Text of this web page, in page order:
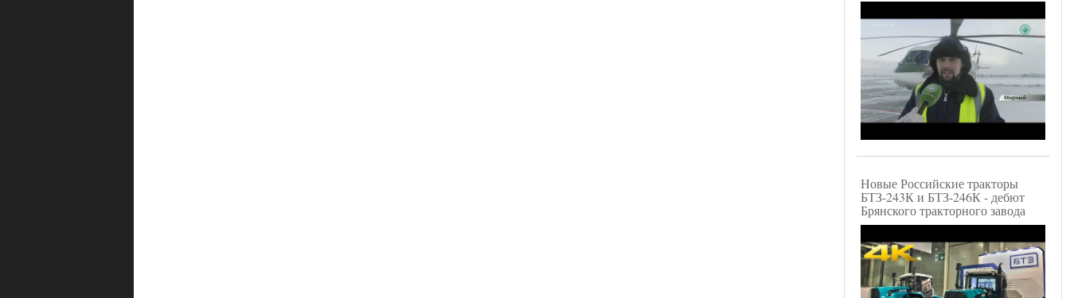
Новые Российские тракторы
БТЗ-243К и БТЗ-246К - дебют
Брянского тракторного завода